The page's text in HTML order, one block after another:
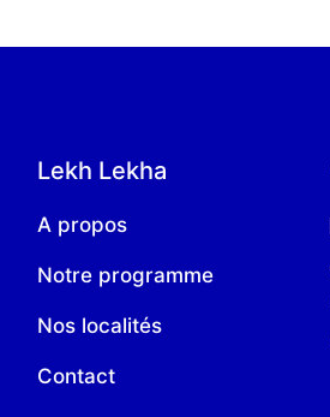
Lekh Lekha
A propos
Notre programme
Nos localités
Contact